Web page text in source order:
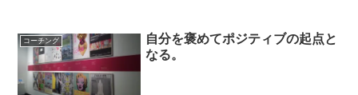
コーチング
自分を褒めてポジティブの起点と
なる。